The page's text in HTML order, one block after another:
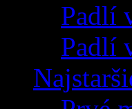
Padlí
Padlí